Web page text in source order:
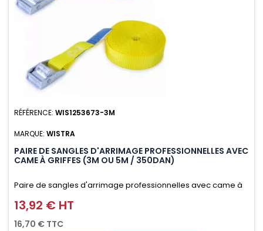
RÉFÉRENCE: WIS1253673-3M
MARQUE: WISTRA
PAIRE DE SANGLES D'ARRIMAGE PROFESSIONNELLES AVEC
CAME À GRIFFES (3M OU 5M / 350DAN)
Paire de sangles d'arrimage professionnelles avec came à
griffes (3M ou 5M / 350daN), simple et rapide d'utilisation.
Permet d'arrimer et de sécuriser vos chargements pendant
Prix
13,92 € HT
16,70 € TTC